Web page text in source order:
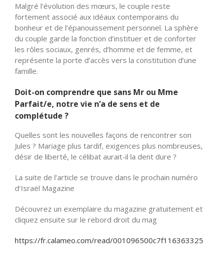
Malgré l’évolution des mœurs, le couple reste
fortement associé aux idéaux contemporains du
bonheur et de l’épanouissement personnel. La sphère
du couple garde la fonction d’instituer et de conforter
les rôles sociaux, genrés, d’homme et de femme, et
représente la porte d’accès vers la constitution d’une
famille.
Doit-on comprendre que sans Mr ou Mme
Parfait/e, notre vie n’a de sens et de
complétude ?
Quelles sont les nouvelles façons de rencontrer son
Jules ? Mariage plus tardif, exigences plus nombreuses,
désir de liberté, le célibat aurait-il la dent dure ?
La suite de l’article se trouve dans le prochain numéro
d’Israël Magazine
Découvrez un exemplaire du magazine gratuitement et
cliquez ensuite sur le rebord droit du mag
https://fr.calameo.com/read/001096500c7f116363325